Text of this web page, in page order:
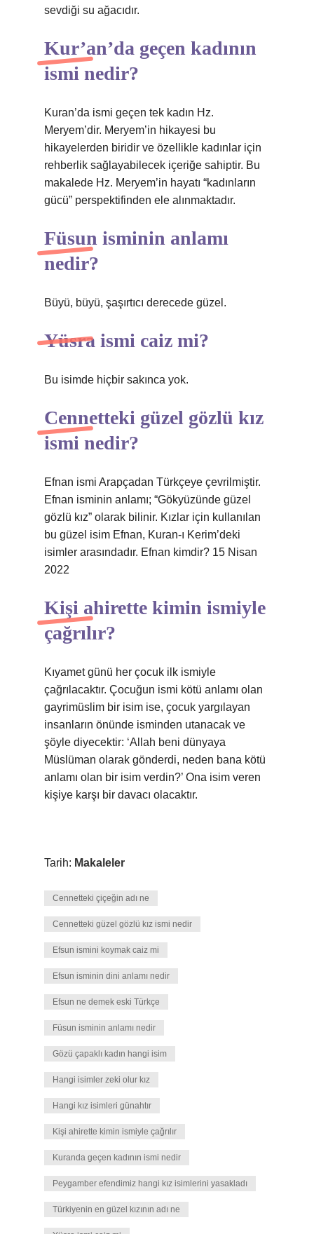
sevdiği su ağacıdır.
Kur’an’da geçen kadının
ismi nedir?
Kuran’da ismi geçen tek kadın Hz.
Meryem’dir. Meryem’in hikayesi bu
hikayelerden biridir ve özellikle kadınlar için
rehberlik sağlayabilecek içeriğe sahiptir. Bu
makalede Hz. Meryem’in hayatı “kadınların
gücü” perspektifinden ele alınmaktadır.
Füsun isminin anlamı
nedir?
Büyü, büyü, şaşırtıcı derecede güzel.
Yüsra ismi caiz mi?
Bu isimde hiçbir sakınca yok.
Cennetteki güzel gözlü kız
ismi nedir?
Efnan ismi Arapçadan Türkçeye çevrilmiştir.
Efnan isminin anlamı; “Gökyüzünde güzel
gözlü kız” olarak bilinir. Kızlar için kullanılan
bu güzel isim Efnan, Kuran-ı Kerim’deki
isimler arasındadır. Efnan kimdir? 15 Nisan
2022
Kişi ahirette kimin ismiyle
çağrılır?
Kıyamet günü her çocuk ilk ismiyle
çağrılacaktır. Çocuğun ismi kötü anlamı olan
gayrimüslim bir isim ise, çocuk yargılayan
insanların önünde isminden utanacak ve
şöyle diyecektir: ‘Allah beni dünyaya
Müslüman olarak gönderdi, neden bana kötü
anlamı olan bir isim verdin?’ Ona isim veren
kişiye karşı bir davacı olacaktır.
Tarih: Makaleler
Cennetteki çiçeğin adı ne
Cennetteki güzel gözlü kız ismi nedir
Efsun ismini koymak caiz mi
Efsun isminin dini anlamı nedir
Efsun ne demek eski Türkçe
Füsun isminin anlamı nedir
Gözü çapaklı kadın hangi isim
Hangi isimler zeki olur kız
Hangi kız isimleri günahtır
Kişi ahirette kimin ismiyle çağrılır
Kuranda geçen kadının ismi nedir
Peygamber efendimiz hangi kız isimlerini yasakladı
Türkiyenin en güzel kızının adı ne